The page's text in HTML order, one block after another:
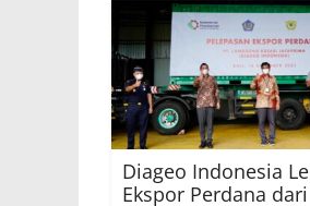
Diageo Indonesia
Ekspor Perdana dari